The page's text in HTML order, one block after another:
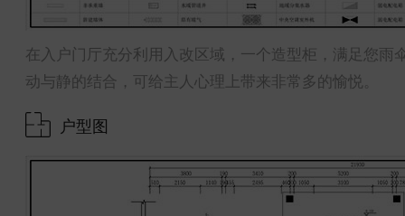
在入户门厅充分利用入改区域，一个造型柜，满足您
动与静的结合，可给主人心理上带来非常多的愉悦。
户型图